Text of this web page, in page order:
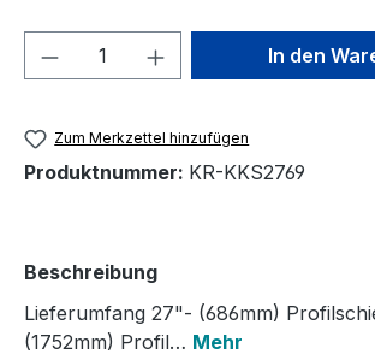
Produkt Anzahl: Gib den
In den
Zum Merkzettel hinzufügen
Produktnummer: KR-KKS2769
Beschreibung
Lieferumfang 27"- (686mm)
(1752mm) Profil… Mehr